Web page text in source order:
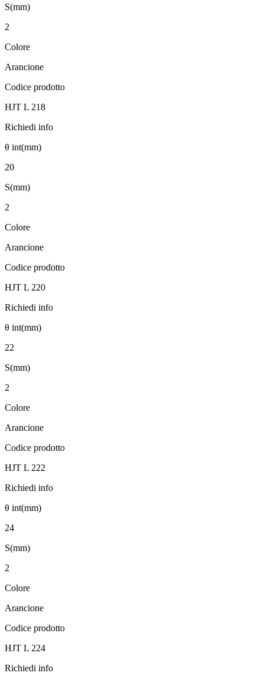
S(mm)
2
Colore
Arancione
Codice prodotto
HJT L 218
Richiedi info
θ int(mm)
20
S(mm)
2
Colore
Arancione
Codice prodotto
HJT L 220
Richiedi info
θ int(mm)
22
S(mm)
2
Colore
Arancione
Codice prodotto
HJT L 222
Richiedi info
θ int(mm)
24
S(mm)
2
Colore
Arancione
Codice prodotto
HJT L 224
Richiedi info